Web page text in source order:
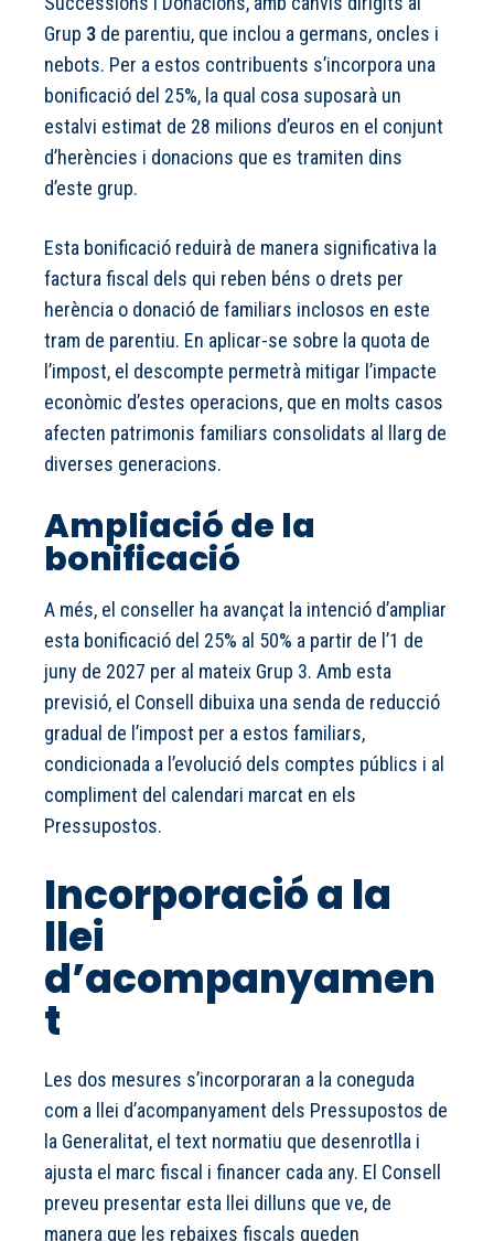
Grup 3 de parentiu, que inclou a germans, oncles i
nebots. Per a estos contribuents s’incorpora una
bonificació del 25%, la qual cosa suposarà un
estalvi estimat de 28 milions d’euros en el conjunt
d’herències i donacions que es tramiten dins
d’este grup.
Esta bonificació reduirà de manera significativa la
factura fiscal dels qui reben béns o drets per
herència o donació de familiars inclosos en este
tram de parentiu. En aplicar-se sobre la quota de
l’impost, el descompte permetrà mitigar l’impacte
econòmic d’estes operacions, que en molts casos
afecten patrimonis familiars consolidats al llarg de
diverses generacions.
Ampliació de la
bonificació
A més, el conseller ha avançat la intenció d’ampliar
esta bonificació del 25% al 50% a partir de l’1 de
juny de 2027 per al mateix Grup 3. Amb esta
previsió, el Consell dibuixa una senda de reducció
gradual de l’impost per a estos familiars,
condicionada a l’evolució dels comptes públics i al
compliment del calendari marcat en els
Pressupostos.
Incorporació a la
llei
d’acompanyamen
t
Les dos mesures s’incorporaran a la coneguda
com a llei d’acompanyament dels Pressupostos de
la Generalitat, el text normatiu que desenrotlla i
ajusta el marc fiscal i financer cada any. El Consell
preveu presentar esta llei dilluns que ve, de
manera que les rebaixes fiscals queden